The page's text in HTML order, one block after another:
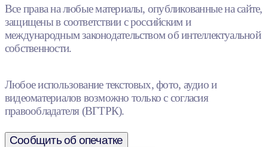
Все права на любые материалы, опубликованные на сайте,
защищены в соответствии с российским и
международным законодательством об интеллектуальной
собственности.
Любое использование текстовых, фото, аудио и
видеоматериалов возможно только с согласия
правообладателя (ВГТРК).
Сообщить об опечатке